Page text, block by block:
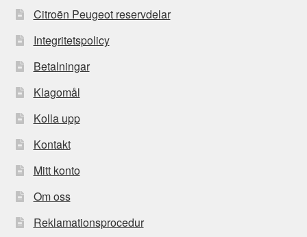
Citroën Peugeot reservdelar
Integritetspolicy
Betalningar
Klagomål
Kolla upp
Kontakt
Mitt konto
Om oss
Reklamationsprocedur